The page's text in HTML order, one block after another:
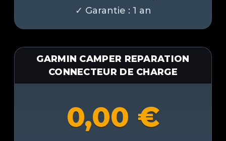
GARMIN CAMPER REPARATION
CONNECTEUR DE CHARGE
0,00 €